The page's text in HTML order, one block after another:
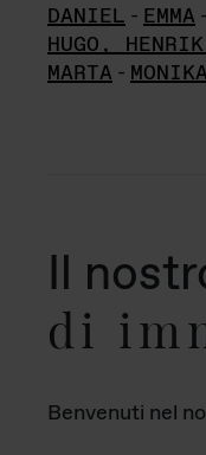
DANIEL - EMMA -
HUGO,
MARTA - MONIKA
Il
di
Benvenuti nel